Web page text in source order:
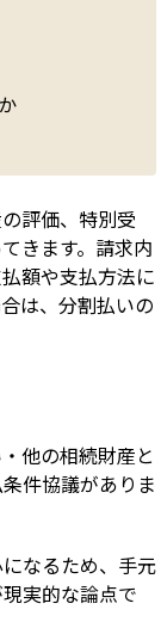
評価、特別受
きます。請求内
額や支払方法に
は、分割払いの
他の相続財産と
件協議がありま
なるため、手元
実的な論点で